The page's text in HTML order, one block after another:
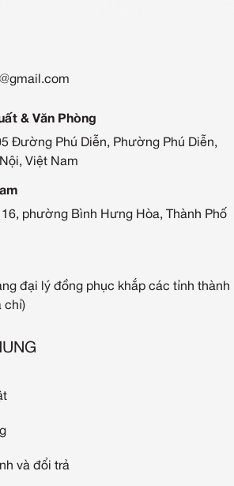
& Văn Phòng
Đường Phú Diễn, Phường Phú Diễn,
Việt Nam
phường Bình Hưng Hòa, Thành Phố
đại lý đồng phục khắp các tỉnh thành
chỉ)
và đổi trả